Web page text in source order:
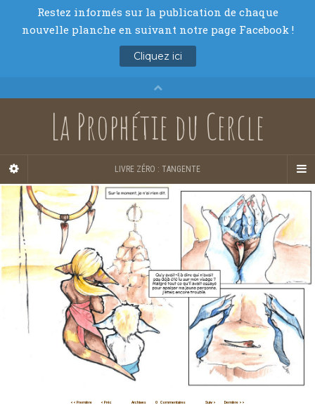
La Prophétie du Cercle
LIVRE ZÉRO : TANGENTE
<< Première < Préc Archives 0 Commentaires Suiv > Dernière >>